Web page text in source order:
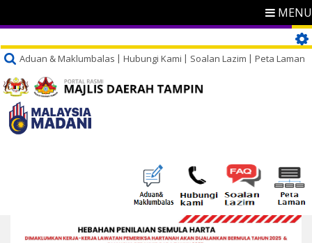
MENU
Aduan & Maklumbalas Hubungi Kami Soalan Lazim Peta Laman